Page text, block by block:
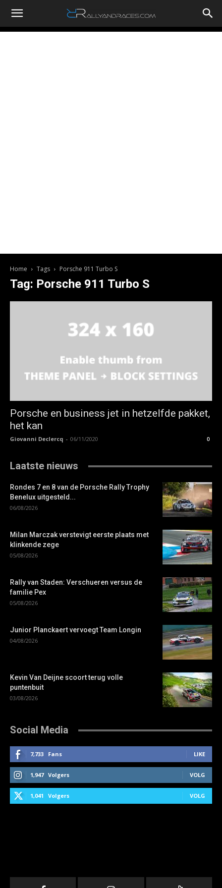
RallyandRaces.com
Home Tags Porsche 911 Turbo S
Tag: Porsche 911 Turbo S
Porsche en business jet in hetzelfde pakket,
het kan
Giovanni Declercq - 06/11/2020 0
Laatste nieuws
Rondes 7 en 8 van de Porsche Rally Trophy
Benelux uitgesteld...
06/08/2026
Milan Marczak verstevigt eerste plaats met
klinkende zege
05/08/2026
Rally van Staden: Verschueren versus de
familie Pex
05/08/2026
Junior Planckaert vervoegt Team Longin
04/08/2026
Kevin Van Deijne scoort terug volle
puntenbuit
03/08/2026
Social Media
7,733 Fans LIKE
1,947 Volgers VOLG
1,041 Volgers VOLG